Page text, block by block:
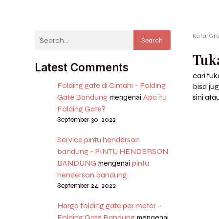
Search
Latest Comments
Folding gate di Cimahi – Folding
Gate Bandungmengenai Apa itu
Folding Gate?
September 30, 2022
Service pintu henderson
bandung – PINTU HENDERSON
BANDUNG mengenai pintu
henderson bandung
September 24, 2022
Harga folding gate per meter –
mengenai
Kafa
cari
bisa
sini